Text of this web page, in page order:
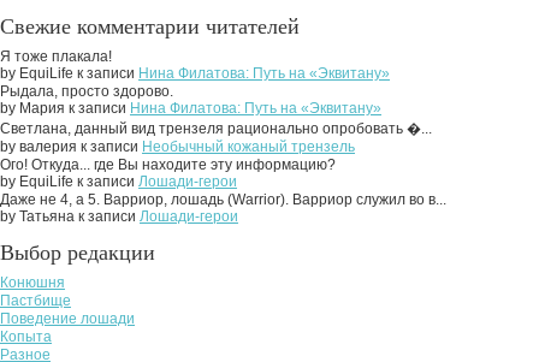
Свежие комментарии читателей
Я тоже плакала!
by EquiLife к записи Нина Филатова: Путь на «Эквитану»
Рыдала, просто здорово.
by Мария к записи Нина Филатова: Путь на «Эквитану»
Светлана, данный вид трензеля рационально опробовать �...
by валерия к записи Необычный кожаный трензель
Ого! Откуда... где Вы находите эту информацию?
by EquiLife к записи Лошади-герои
Даже не 4, а 5. Варриор, лошадь (Warrior). Варриор служил во в...
by Татьяна к записи Лошади-герои
Выбор редакции
Конюшня
Пастбище
Поведение лошади
Копыта
Разное